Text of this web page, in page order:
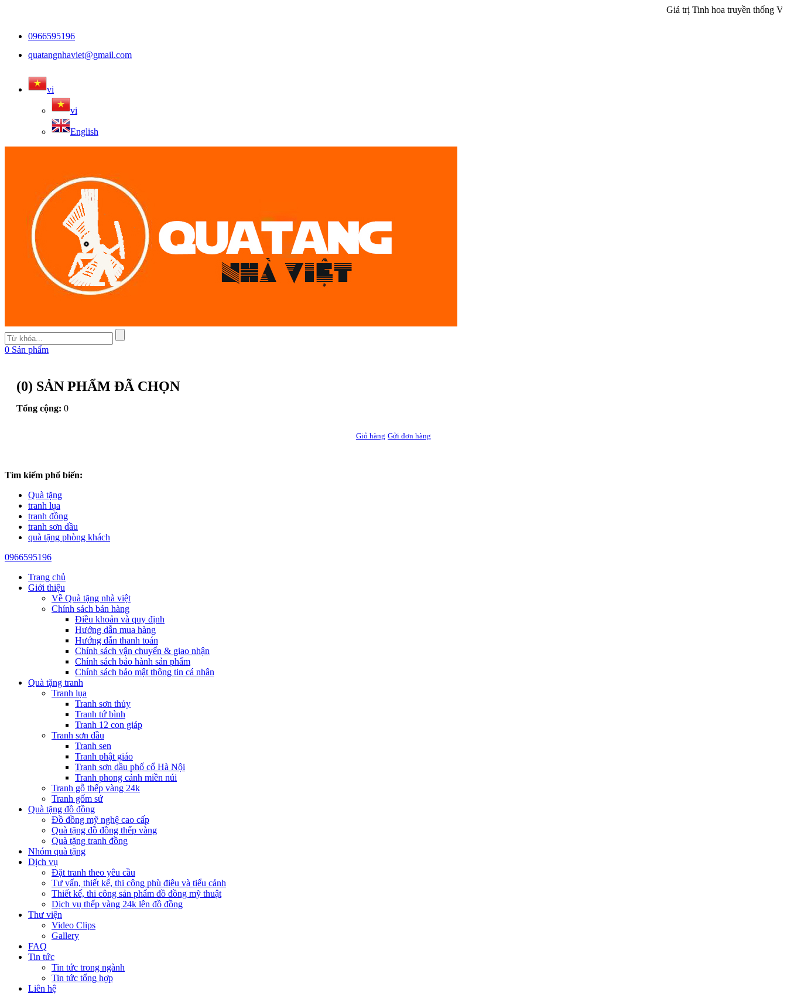
Giá trị Tinh hoa truyền thống Việt
0966595196
quatangnhaviet@gmail.com
vi
vi
English
0 Sản phẩm
(0) SẢN PHẨM ĐÃ CHỌN
Tổng cộng: 0
Giỏ hàng Gửi đơn hàng
Tìm kiếm phổ biến:
Quà tặng
tranh lụa
tranh đồng
tranh sơn dầu
quà tặng phòng khách
0966595196
Trang chủ
Giới thiệu
Về Quà tặng nhà việt
Chính sách bán hàng
Điều khoản và quy định
Hướng dẫn mua hàng
Hướng dẫn thanh toán
Chính sách vận chuyển & giao nhận
Chính sách bảo hành sản phẩm
Chính sách bảo mật thông tin cá nhân
Quà tặng tranh
Tranh lụa
Tranh sơn thủy
Tranh tứ bình
Tranh 12 con giáp
Tranh sơn dầu
Tranh sen
Tranh phật giáo
Tranh sơn dầu phố cổ Hà Nội
Tranh phong cảnh miền núi
Tranh gỗ thếp vàng 24k
Tranh gốm sứ
Quà tặng đồ đồng
Đồ đồng mỹ nghệ cao cấp
Quà tặng đồ đồng thếp vàng
Quà tặng tranh đồng
Nhóm quà tặng
Dịch vụ
Đặt tranh theo yêu cầu
Tư vấn, thiết kế, thi công phù điêu và tiểu cảnh
Thiết kế, thi công sản phẩm đồ đồng mỹ thuật
Dịch vụ thếp vàng 24k lên đồ đồng
Thư viện
Video Clips
Gallery
FAQ
Tin tức
Tin tức trong ngành
Tin tức tổng hợp
Liên hệ